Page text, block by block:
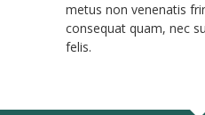
metus non venenatis
consequat quam, nec
felis.